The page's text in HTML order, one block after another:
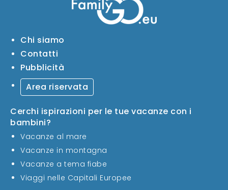
Chi siamo
Contatti
Pubblicità
Area riservata
Cerchi ispirazioni per le tue vacanze con i
bambini?
Vacanze al mare
Vacanze in montagna
Vacanze a tema fiabe
Viaggi nelle Capitali Europee